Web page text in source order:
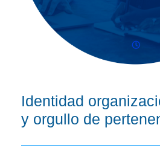
Identidad
y orgullo de